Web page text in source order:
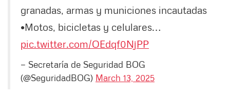
granadas, armas y municiones incautadas
•Motos, bicicletas y celulares…
pic.twitter.com/OEdqf0NjPP
— Secretaría de Seguridad BOG
(@SeguridadBOG) March 13, 2025